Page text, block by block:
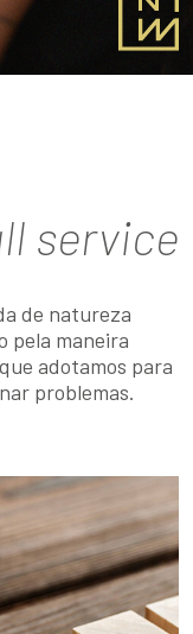
service
de natureza
pela maneira
adotamos para
problemas.